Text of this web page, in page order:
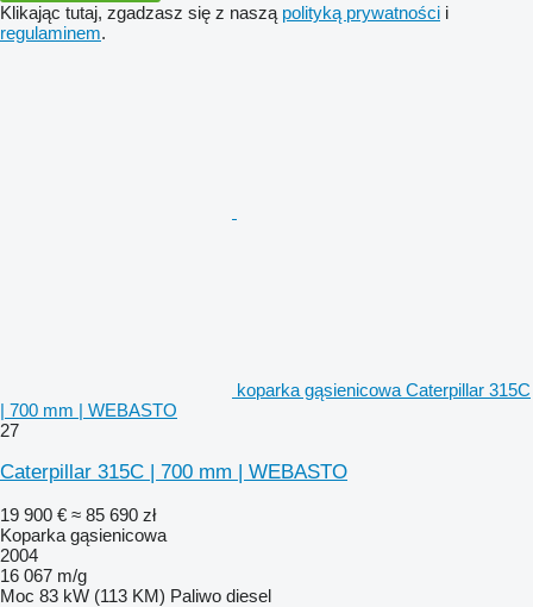
Klikając tutaj, zgadzasz się z naszą polityką prywatności i
regulaminem.
koparka gąsienicowa Caterpillar 315C
| 700 mm | WEBASTO
27
Caterpillar 315C | 700 mm | WEBASTO
19 900 € ≈ 85 690 zł
Koparka gąsienicowa
2004
16 067 m/g
Moc 83 kW (113 KM) Paliwo diesel